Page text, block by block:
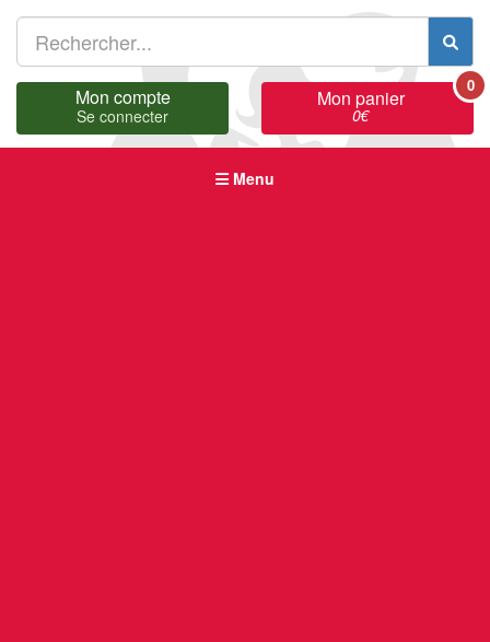
Mon compte
Se connecter
Mon panier
0€
0
Menu